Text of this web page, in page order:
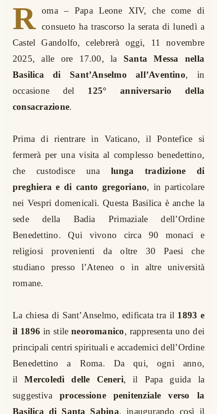
R oma – Papa Leone XIV, che come di
consueto ha trascorso la serata di lunedì a
Castel Gandolfo, celebrerà oggi, 11 novembre
2025, alle ore 17.00, la
Santa Messa nella
Basilica di Sant’Anselmo all’Aventino, in
occasione del
125° anniversario della
consacrazione.
Prima di rientrare in Vaticano, il Pontefice si
fermerà per una visita al complesso benedettino,
che custodisce una
lunga tradizione di
preghiera e di canto gregoriano, in particolare
nei Vespri domenicali. Questa Basilica è anche la
sede della Badia Primaziale dell’Ordine
Benedettino. Qui vivono circa 90 monaci e
religiosi provenienti da oltre 30 Paesi che
studiano presso l’Ateneo o in altre università
romane.
La chiesa di Sant’Anselmo, edificata tra il 1893 e
il 1896 in stile neoromanico, rappresenta uno dei
principali centri spirituali e accademici dell’Ordine
Benedettino a Roma. Da qui, ogni anno,
il
Mercoledì delle Ceneri, il Papa guida la
suggestiva
processione penitenziale verso la
Basilica di Santa Sabina, inaugurando così il